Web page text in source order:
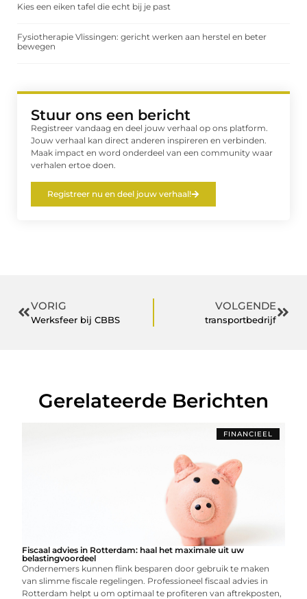
Kies een eiken tafel die echt bij je past
Fysiotherapie Vlissingen: gericht werken aan herstel en beter
bewegen
Stuur ons een bericht
Registreer vandaag en deel jouw verhaal op ons platform.
Jouw verhaal kan direct anderen inspireren en verbinden.
Maak impact en word onderdeel van een community waar
verhalen ertoe doen.
Registreer nu en deel jouw verhaal!
VORIG
Werksfeer bij CBBS
VOLGENDE
transportbedrijf
Gerelateerde Berichten
FINANCIEEL
Fiscaal advies in Rotterdam: haal het maximale uit uw
belastingvoordeel
Ondernemers kunnen flink besparen door gebruik te maken
van slimme fiscale regelingen. Professioneel fiscaal advies in
Rotterdam helpt u om optimaal te profiteren van aftrekposten,